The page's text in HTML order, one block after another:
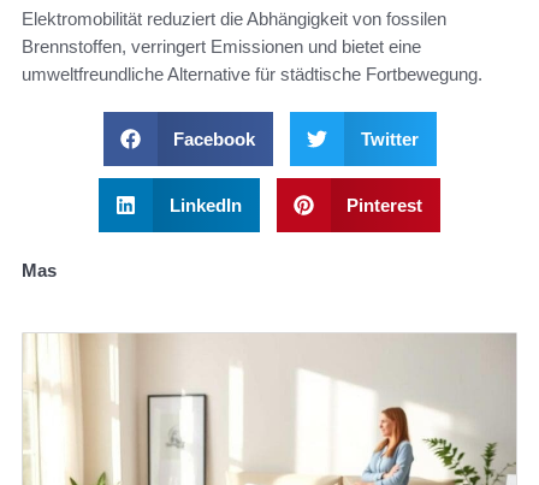
Elektromobilität reduziert die Abhängigkeit von fossilen
Brennstoffen, verringert Emissionen und bietet eine
umweltfreundliche Alternative für städtische Fortbewegung.
Facebook Twitter
LinkedIn Pinterest
Mas